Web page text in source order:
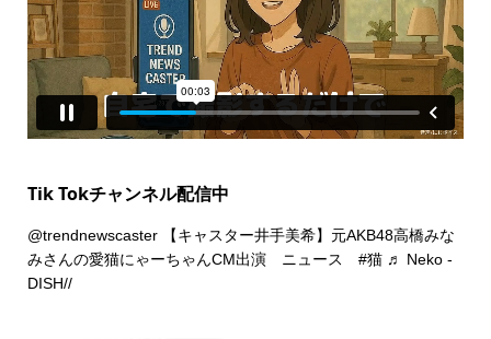
Tik Tokチャンネル配信中
@trendnewscaster【キャスター井手美希】元AKB48高橋みな
みさんの愛猫にゃーちゃんCM出演 ニュース #猫 ♬ Neko -
DISH//